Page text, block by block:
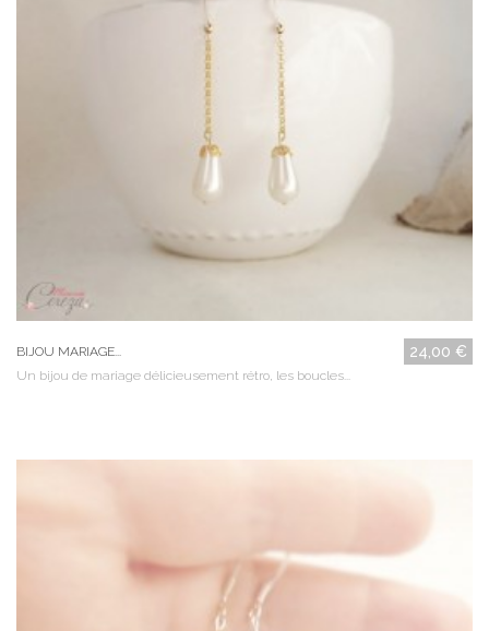
BIJOU MARIAGE... 24,00 €
Un bijou de mariage délicieusement rétro, les boucles...